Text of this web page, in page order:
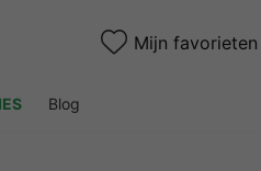
Mijn favorieten
Blog